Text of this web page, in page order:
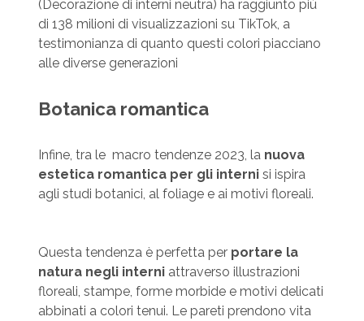
(Decorazione di interni neutra) ha raggiunto più
di 138 milioni di visualizzazioni su TikTok, a
testimonianza di quanto questi colori piacciano
alle diverse generazioni
Botanica romantica
Infine, tra le macro tendenze 2023, la nuova
estetica romantica per gli internisi ispira
agli studi botanici, al foliage e ai motivi floreali.
Questa tendenza è perfetta per portare la
natura negli interniattraverso illustrazioni
floreali, stampe, forme morbide e motivi delicati
abbinati a colori tenui. Le pareti prendono vita